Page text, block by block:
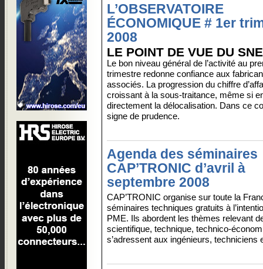
L’OBSERVATOIRE
ÉCONOMIQUE # 1er
2008
LE POINT DE VUE DU
Le bon niveau général de l’activité au
trimestre redonne confiance aux
associés. La progression du chiffre
croissant à la sous-traitance, même si
directement la délocalisation. Dans ce
signe de prudence.
Agenda des séminaires
CAP’TRONIC d’avril à
septembre 2008
CAP’TRONIC organise sur toute la
séminaires techniques gratuits à
PME. Ils abordent les thèmes relevant
scientifique, technique, technico-
s’adressent aux ingénieurs, techniciens